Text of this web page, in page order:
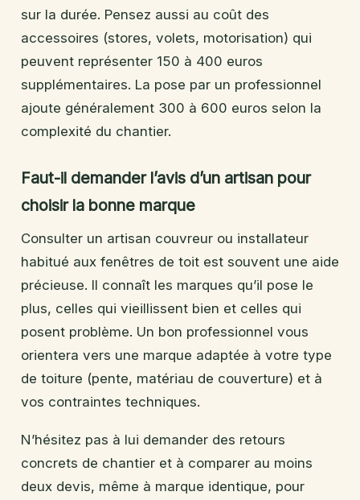
sur la durée. Pensez aussi au coût des
accessoires (stores, volets, motorisation) qui
peuvent représenter 150 à 400 euros
supplémentaires. La pose par un professionnel
ajoute généralement 300 à 600 euros selon la
complexité du chantier.
Faut-il demander l’avis d’un artisan pour
choisir la bonne marque
Consulter un artisan couvreur ou installateur
habitué aux fenêtres de toit est souvent une aide
précieuse. Il connaît les marques qu’il pose le
plus, celles qui vieillissent bien et celles qui
posent problème. Un bon professionnel vous
orientera vers une marque adaptée à votre type
de toiture (pente, matériau de couverture) et à
vos contraintes techniques.
N’hésitez pas à lui demander des retours
concrets de chantier et à comparer au moins
deux devis, même à marque identique, pour